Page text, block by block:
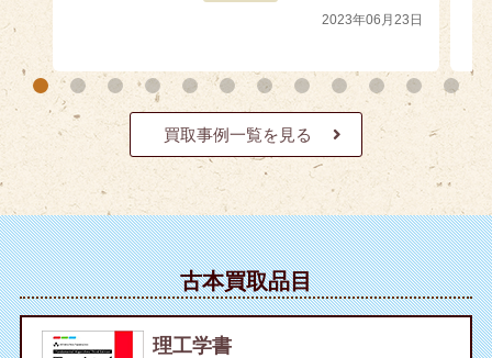
2023年06月23日
買取事例一覧を見る
古本買取品目
理工学書